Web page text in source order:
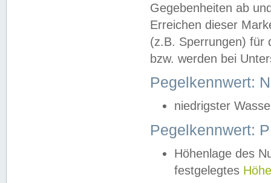
Gegebenheiten ab
Erreichen dieser
(z.B. Sperrungen) für
bzw. werden bei
Pegelkennwert:
niedrigster
Pegelkennwert:
Höhenlage des
festgelegtes